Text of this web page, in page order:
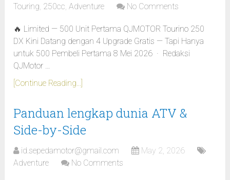
Touring, 250cc,Adventure No Comments
🔥 Limited — 500 Unit Pertama QJMOTOR Tourino 250
DX Kini Datang dengan 4 Upgrade Gratis — Tapi Hanya
untuk 500 Pembeli Pertama 8 Mei 2026 · Redaksi
QJMotor …
[Continue Reading...]
Panduan lengkap dunia ATV &
Side-by-Side
id.sepedamotor@gmail.com
May 2, 2026
Adventure
No Comments